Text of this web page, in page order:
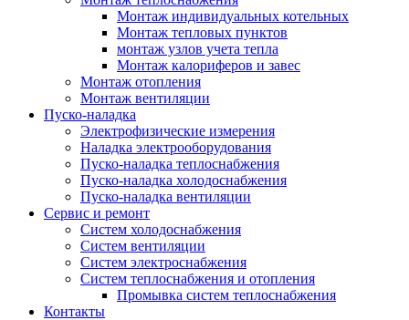
Монтаж индивидуальных котельных
Монтаж тепловых пунктов
монтаж узлов учета тепла
Монтаж калориферов и завес
Монтаж отопления
Монтаж вентиляции
Пуско-наладка
Электрофизические измерения
Наладка электрооборудования
Пуско-наладка теплоснабжения
Пуско-наладка холодоснабжения
Пуско-наладка вентиляции
Сервис и ремонт
Систем холодоснабжения
Систем вентиляции
Систем электроснабжения
Систем теплоснабжения и отопления
Промывка систем теплоснабжения
Контакты